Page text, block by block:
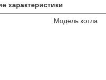
характеристики
Модель котла